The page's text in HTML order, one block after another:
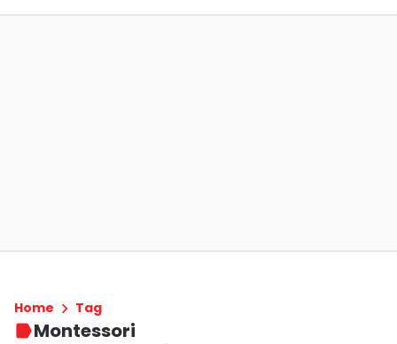
Home Tag
Montessori